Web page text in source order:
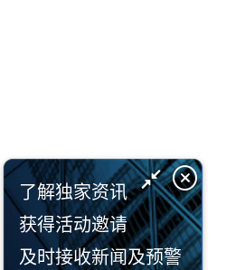
了解独家资讯
获得活动邀请
及时接收新闻及预警